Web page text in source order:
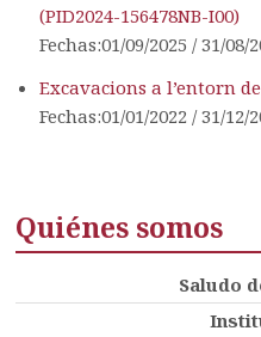
(PID2024-156478NB-I00)
Fechas:01/09/2025 / 31/08/
Excavacions a l’entorn
Fechas:01/01/2022 / 31/12/
Quiénes somos
Saludo